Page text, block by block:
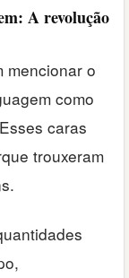
A revolução
mencionar o
como
caras
trouxeram